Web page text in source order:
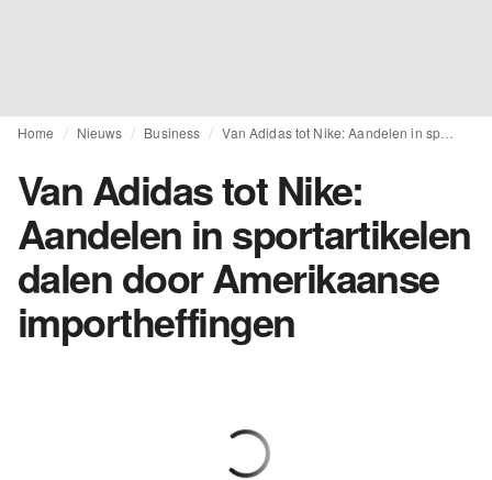
Home Nieuws Business
Van Adidas tot Nike:
Aandelen in sportartikelen
dalen door Amerikaanse
importheffingen